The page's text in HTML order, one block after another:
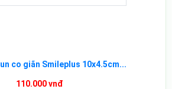
co giãn Smileplus 10x4.5cm...
110.000 vnđ